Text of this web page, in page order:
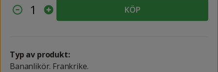
1 KÖP
Typ av produkt:
Bananlikör. Frankrike.